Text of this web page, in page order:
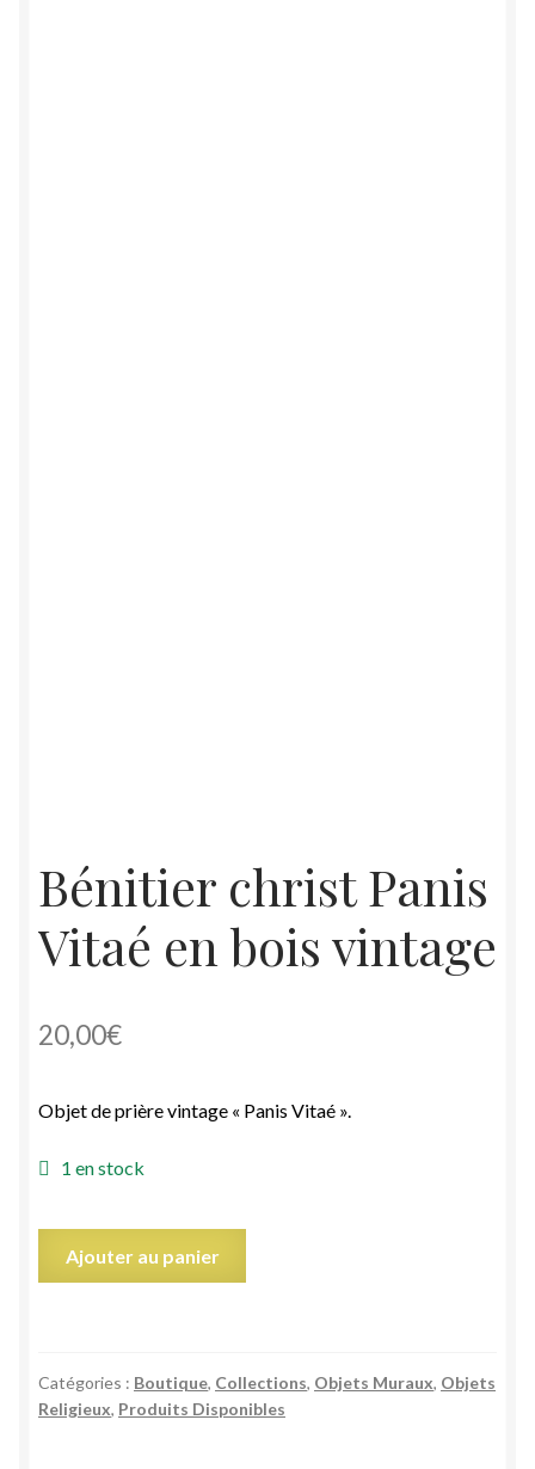
Bénitier christ Panis
Vitaé en bois vintage
20,00€
Objet de prière vintage « Panis Vitaé ».
1 en stock
Vitaé
en
Ajouter au panier
Catégories : Boutique, Collections, Objets Muraux, Objets
Religieux, Produits Disponibles